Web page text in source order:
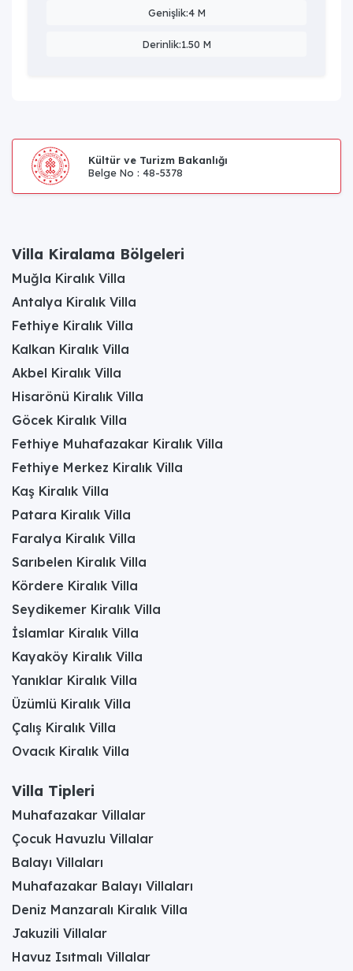
Genişlik:4 M
Derinlik:1.50 M
Kültür ve Turizm Bakanlığı
Belge No : 48-5378
Villa Kiralama Bölgeleri
Muğla Kiralık Villa
Antalya Kiralık Villa
Fethiye Kiralık Villa
Kalkan Kiralık Villa
Akbel Kiralık Villa
Hisarönü Kiralık Villa
Göcek Kiralık Villa
Fethiye Muhafazakar Kiralık Villa
Fethiye Merkez Kiralık Villa
Kaş Kiralık Villa
Patara Kiralık Villa
Faralya Kiralık Villa
Sarıbelen Kiralık Villa
Kördere Kiralık Villa
Seydikemer Kiralık Villa
İslamlar Kiralık Villa
Kayaköy Kiralık Villa
Yanıklar Kiralık Villa
Üzümlü Kiralık Villa
Çalış Kiralık Villa
Ovacık Kiralık Villa
Villa Tipleri
Muhafazakar Villalar
Çocuk Havuzlu Villalar
Balayı Villaları
Muhafazakar Balayı Villaları
Deniz Manzaralı Kiralık Villa
Jakuzili Villalar
Havuz Isıtmalı Villalar